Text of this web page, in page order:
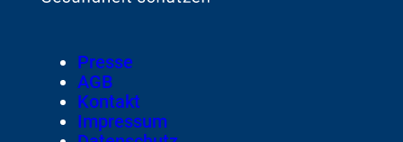
Footer
Meta-
Navigation
Presse
AGB
Kontakt
Impressum